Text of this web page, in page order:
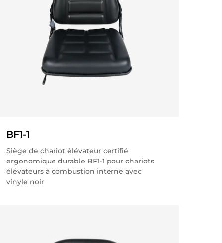
BF1-1
Siège de chariot élévateur certifié
ergonomique durable BF1-1 pour chariots
élévateurs à combustion interne avec
vinyle noir